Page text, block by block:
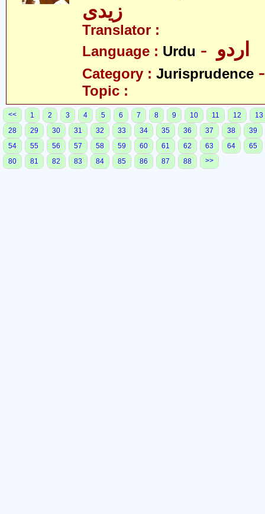
زیدی
Translator :
Language : Urdu
Category : Jurisprudence
Topic :
<< 1 2 3 4 5 6 7 8 9 10 11 12
13
28
29 30 31 32 33 34 35 36 37 38
39
54
55 56 57 58 59 60 61 62 63 64
65
80
81 82 83 84 85 86 87 88 >>